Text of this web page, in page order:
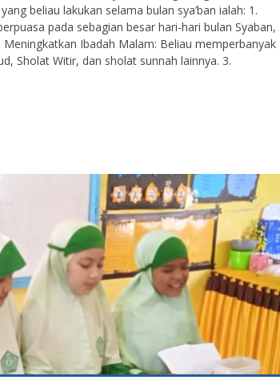
beliau lakukan selama bulan sya’ban ialah: 1.
pada sebagian besar hari-hari bulan Syaban,
Ibadah Malam: Beliau memperbanyak
Sholat Witir, dan sholat sunnah lainnya. 3.